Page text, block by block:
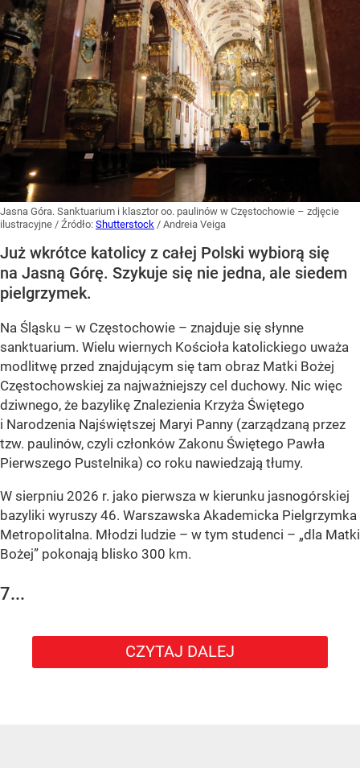
Jasna Góra. Sanktuarium i klasztor oo. paulinów w Częstochowie – zdjęcie
ilustracyjne / Źródło: Shutterstock / Andreia Veiga
Już wkrótce katolicy z całej Polski wybiorą się
na Jasną Górę. Szykuje się nie jedna, ale siedem
pielgrzymek.
Na Śląsku – w Częstochowie – znajduje się słynne
sanktuarium. Wielu wiernych Kościoła katolickiego uważa
modlitwę przed znajdującym się tam obraz Matki Bożej
Częstochowskiej za najważniejszy cel duchowy. Nic więc
dziwnego, że bazylikę Znalezienia Krzyża Świętego
i Narodzenia Najświętszej Maryi Panny (zarządzaną przez
tzw. paulinów, czyli członków Zakonu Świętego Pawła
Pierwszego Pustelnika) co roku nawiedzają tłumy.
W sierpniu 2026 r. jako pierwsza w kierunku jasnogórskiej
bazyliki wyruszy 46. Warszawska Akademicka Pielgrzymka
Metropolitalna. Młodzi ludzie – w tym studenci – „dla Matki
Bożej” pokonają blisko 300 km.
7...
CZYTAJ DALEJ